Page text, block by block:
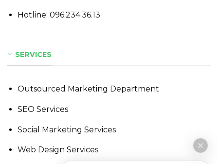
Hotline: 096.234.36.13
SERVICES
Outsourced Marketing Department
SEO Services
Social Marketing Services
Web Design Services